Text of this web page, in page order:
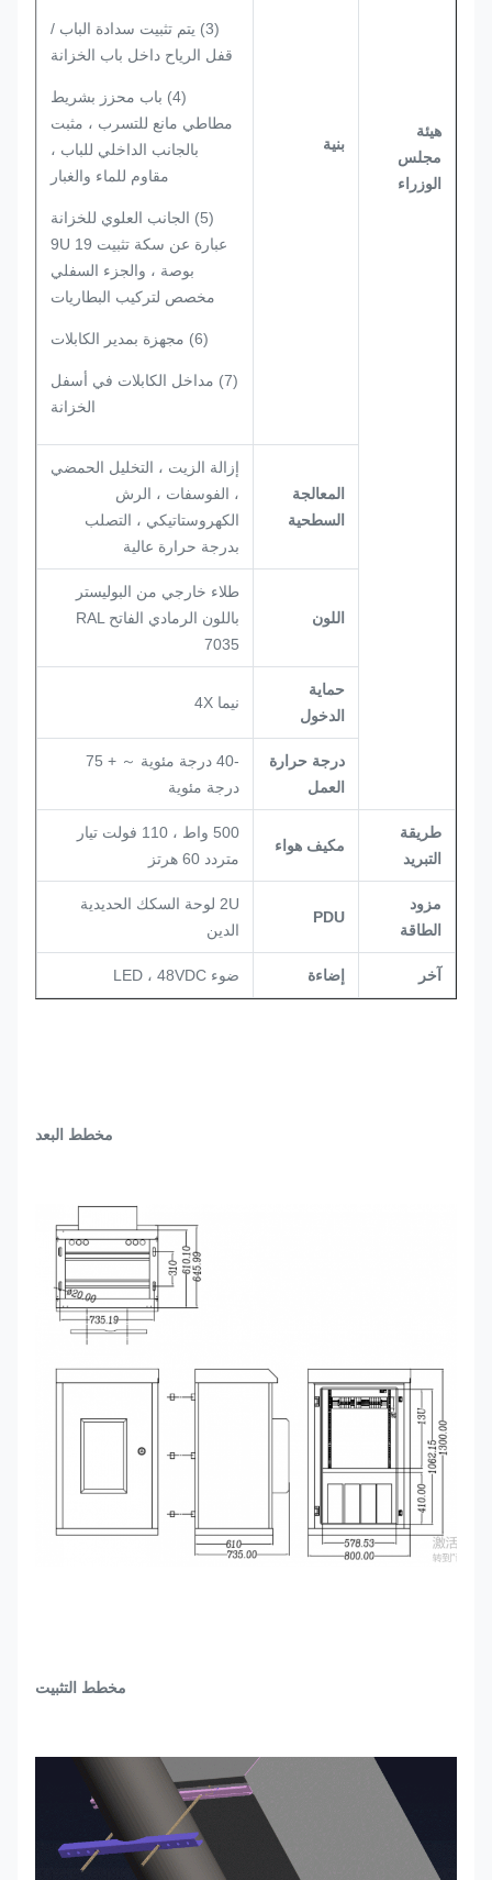
هيئة
مجلس
الوزراء
بنية
(3) يتم تثبيت سدادة الباب /
قفل الرياح داخل باب الخزانة
(4) باب محزز بشريط
مطاطي مانع للتسرب ، مثبت
بالجانب الداخلي للباب ،
مقاوم للماء والغبار
(5) الجانب العلوي للخزانة
عبارة عن سكة تثبيت 9U 19
بوصة ، والجزء السفلي
مخصص لتركيب البطاريات
(6) مجهزة بمدير الكابلات
(7) مداخل الكابلات في أسفل
الخزانة
المعالجة
السطحية
إزالة الزيت ، التخليل الحمضي
، الفوسفات ، الرش
الكهروستاتيكي ، التصلب
بدرجة حرارة عالية
اللون
طلاء خارجي من البوليستر
باللون الرمادي الفاتح RAL
7035
حماية
الدخول
نيما 4X
درجة حرارة
العمل
-40 درجة مئوية ～ + 75
درجة مئوية
طريقة
التبريد
مكيف هواء
500 واط ، 110 فولت تيار
متردد 60 هرتز
مزود
الطاقة
PDU
2U لوحة السكك الحديدية
الدين
آخر إضاءة ضوء LED ، 48VDC
مخطط البعد
مخطط التثبيت